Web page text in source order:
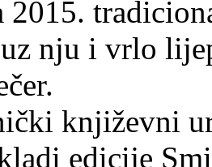
2015.
nju i vrlo
književni
edicije